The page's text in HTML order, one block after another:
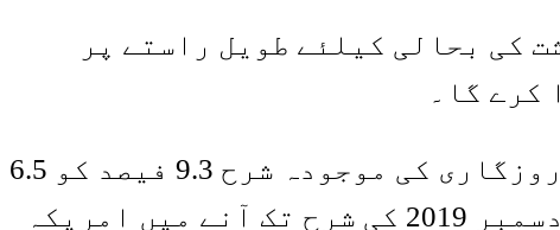
کی بحالی کیلئے طویل راستے پر
کرے گا۔
امریکی فیڈرل ریزرو کے پالیسی سازوں کا کہنا ہے کہ 2021 کے آخر تک بے روزگاری کی موجودہ شرح 9.3 فیصد کو 6.5
فیصد تک لانے کی کوشش کی جائے گی۔ 2022 میں یہ شرح 5.5 فیصد رہ جائے گی۔ دسمبر 2019 کی شرح تک آنے میں امریکہ